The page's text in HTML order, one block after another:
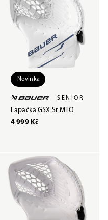
Novinka
SENIOR
Lapačka GSX Sr MTO
4 999 Kč